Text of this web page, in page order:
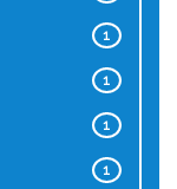
1
1
1
1